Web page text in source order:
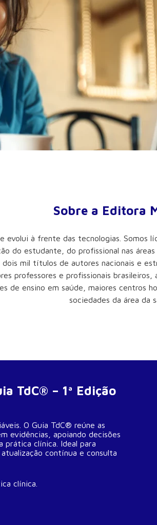
Sobre a Editora
evolui à frente das tecnologias. Somos
do estudante, do profissional nas
mil títulos de autores nacionais e
professores e profissionais
de ensino em saúde, maiores centros
sociedades da área da
TdC® – 1ª Edição
O Guia TdC® reúne as
evidências, apoiando decisões
prática clínica. Ideal para
contínua e consulta
clínica.